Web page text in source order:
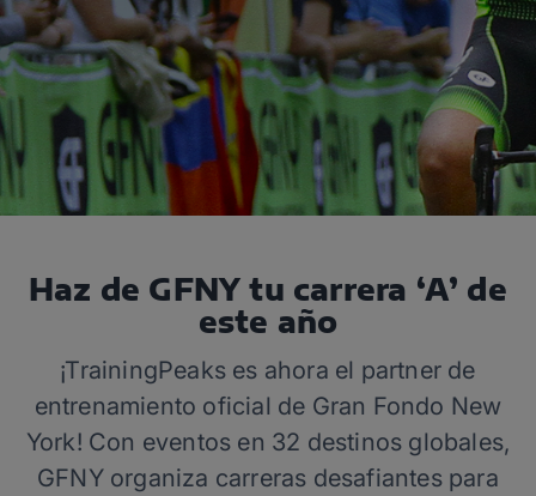
Haz de GFNY tu carrera ‘A’ de
este año
¡TrainingPeaks es ahora el partner de
entrenamiento oficial de Gran Fondo New
York! Con eventos en 32 destinos globales,
GFNY organiza carreras desafiantes para